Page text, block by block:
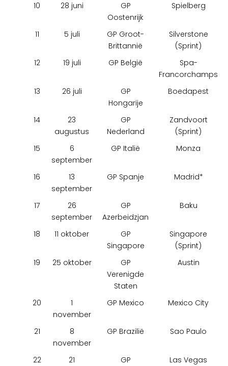
10
28 juni
GP
Oostenrijk
Spielberg
11 5 juli
GP Groot-
Brittannië
Silverstone
(Sprint)
12
19 juli GP België
Spa-
Francorchamps
13
26 juli
GP
Hongarije
Boedapest
14
23
augustus
GP
Nederland
Zandvoort
(Sprint)
15
6
september
GP Italië Monza
16
13
september
GP Spanje Madrid*
17
26
september
GP
Azerbeidzjan
Baku
18 11 oktober
GP
Singapore
Singapore
(Sprint)
19
25 oktober
GP
Verenigde
Staten
Austin
20
1
november
GP Mexico Mexico City
21
8
november
GP Brazilië Sao Paulo
22
21
GP
Las Vegas